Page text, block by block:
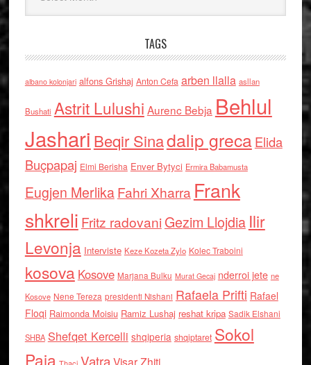
TAGS
albano kolonjari alfons Grishaj Anton Cefa arben llalla asllan
Bushati Astrit Lulushi Aurenc Bebja Behlul
Jashari Beqir Sinadalip grecaElida
Buçpapaj Elmi Berisha Enver Bytyci Ermira Babamusta
Eugjen MerlikaFahri Xharra Frank
shkreli Fritz radovaniGezim Llojdia Ilir
Levonja Interviste Keze Kozeta Zylo Kolec Traboini
kosova Kosove Marjana Bulku Murat Gecaj nderroi jete ne
Kosove Nene Tereza presidenti Nishani Rafaela Prifti Rafael
Floqi Raimonda Moisiu Ramiz Lushaj reshat kripa Sadik Elshani
SHBA Shefqet Kercelli shqiperia shqiptaret Sokol
Paja
Vatra Visar Zhiti